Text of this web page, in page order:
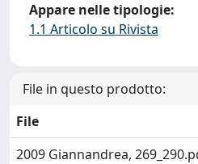
Appare nelle tipologie:
1.1 Articolo su Rivista
File in questo prodotto:
File
2009 Giannandrea,